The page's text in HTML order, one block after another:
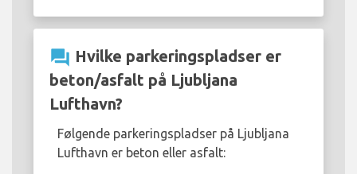
question_answer Hvilke parkeringspladser er
beton/asfalt på Ljubljana
Lufthavn?
Følgende parkeringspladser på Ljubljana
Lufthavn er beton eller asfalt: